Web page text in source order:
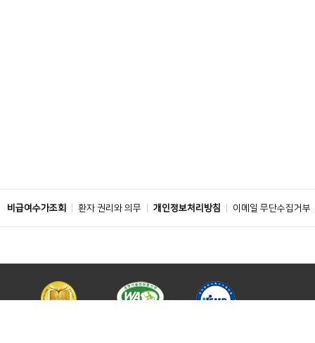
비급여수가조회 환자 권리와 의무 개인정보처리방침 이메일 무단수집거부